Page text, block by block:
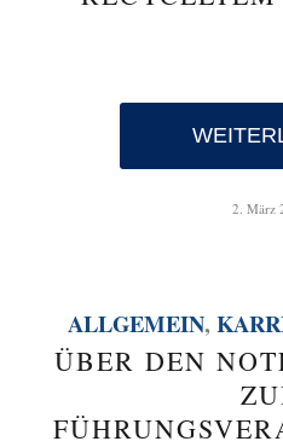
2. März
ALLGEMEIN,
ÜBER DEN